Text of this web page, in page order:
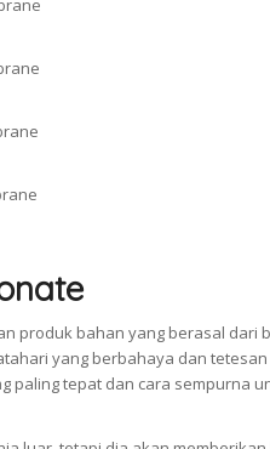
produk bahan yang berasal dari
yang berbahaya dan
paling tepat dan cara sempurna